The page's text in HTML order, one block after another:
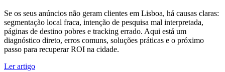
Se os seus anúncios não geram clientes em Lisboa, há causas claras:
segmentação local fraca, intenção de pesquisa mal interpretada,
páginas de destino pobres e tracking errado. Aqui está um
diagnóstico direto, erros comuns, soluções práticas e o próximo
passo para recuperar ROI na cidade.
Ler artigo